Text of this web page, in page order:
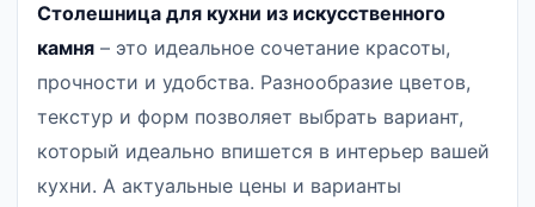
Столешница для кухни из искусственного
камня – это идеальное сочетание красоты,
прочности и удобства. Разнообразие цветов,
текстур и форм позволяет выбрать вариант,
который идеально впишется в интерьер вашей
кухни. А актуальные цены и варианты